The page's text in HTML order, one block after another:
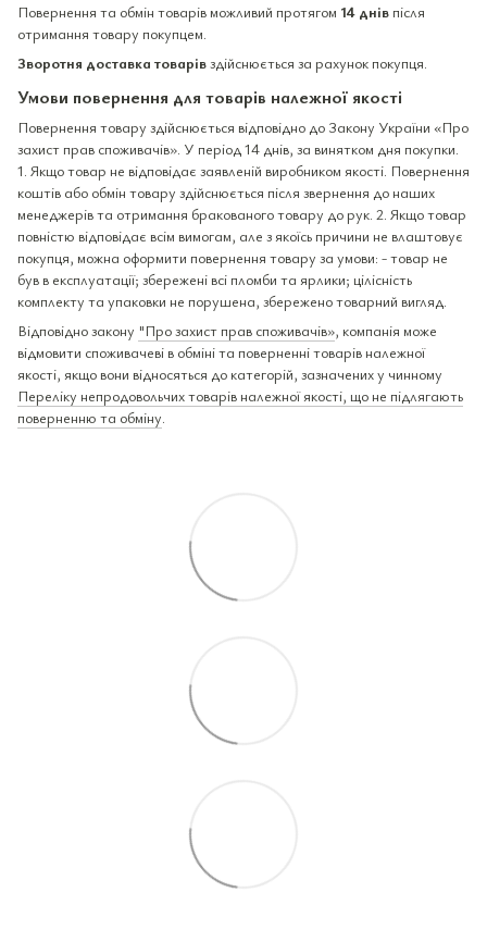
Повернення та обмін товарів можливий протягом 14 днів після
отримання товару покупцем.
Зворотня доставка товарівздійснюється за рахунок покупця.
Умови повернення для товарів належної якості
Повернення товару здійснюється відповідно до Закону України «Про
захист прав споживачів». У період 14 днів, за винятком дня покупки.
1. Якщо товар не відповідає заявленій виробником якості. Повернення
коштів або обмін товару здійснюється після звернення до наших
менеджерів та отримання бракованого товару до рук. 2. Якщо товар
повністю відповідає всім вимогам, але з якоїсь причини не влаштовує
покупця, можна оформити повернення товару за умови: - товар не
був в експлуатації; збережені всі пломби та ярлики; цілісність
комплекту та упаковки не порушена, збережено товарний вигляд.
Відповідно закону "Про захист прав споживачів», компанія може
відмовити споживачеві в обміні та поверненні товарів належної
якості, якщо вони відносяться до категорій, зазначених у чинному
Переліку непродовольчих товарів належної якості, що не підлягають
поверненню та обміну.